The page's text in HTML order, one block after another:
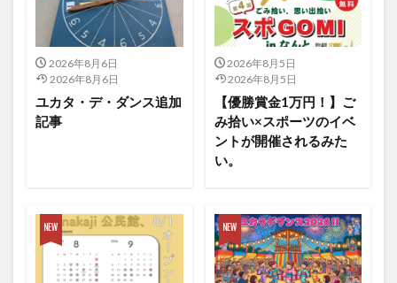
2026年8月6日
2026年8月6日
ユカタ・デ・ダンス追加
記事
2026年8月5日
2026年8月5日
【優勝賞金1万円！】ご
み拾い×スポーツのイベ
ントが開催されるみた
い。